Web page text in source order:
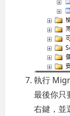
執行
最後你只
右鍵，並